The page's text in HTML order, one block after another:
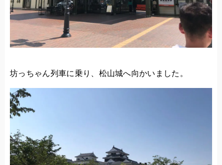
坊っちゃん列車に乗り、松山城へ向かいました。